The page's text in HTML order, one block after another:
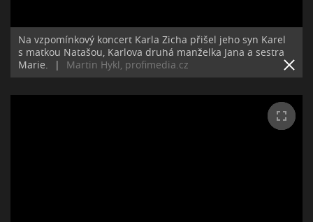
Na vzpomínkový koncert Karla Zicha přišel jeho syn Karel
s matkou Natašou, Karlova druhá manželka Jana a sestra
Marie.
| Martin Hykl, profimedia.cz